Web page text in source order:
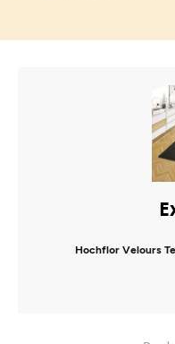
Hochflor Velours